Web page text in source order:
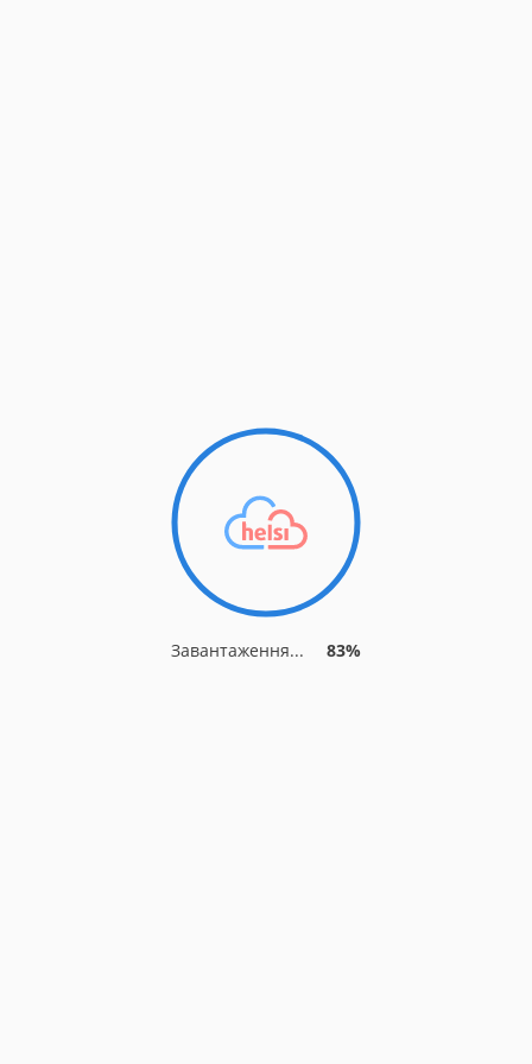
Завантаження... 86%